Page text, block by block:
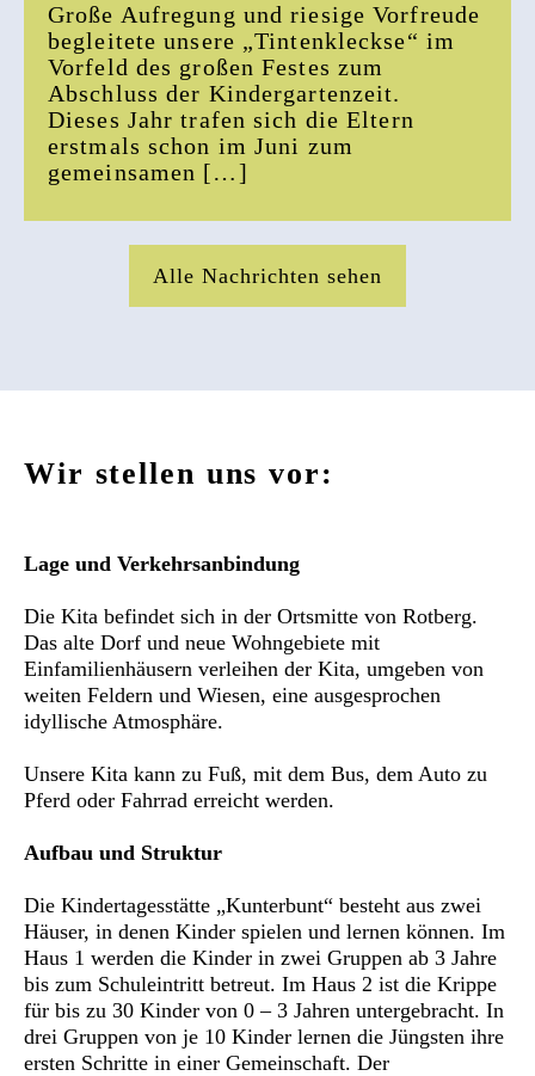
Große Aufregung und riesige Vorfreude
begleitete unsere „Tintenkleckse“ im
Vorfeld des großen Festes zum
Abschluss der Kindergartenzeit.
Dieses Jahr trafen sich die Eltern
erstmals schon im Juni zum
gemeinsamen […]
Alle Nachrichten sehen
Wir stellen uns vor:
Lage und Verkehrsanbindung
Die Kita befindet sich in der Ortsmitte von Rotberg.
Das alte Dorf und neue Wohngebiete mit
Einfamilienhäusern verleihen der Kita, umgeben von
weiten Feldern und Wiesen, eine ausgesprochen
idyllische Atmosphäre.
Unsere Kita kann zu Fuß, mit dem Bus, dem Auto zu
Pferd oder Fahrrad erreicht werden.
Aufbau und Struktur
Die Kindertagesstätte „Kunterbunt“ besteht aus zwei
Häuser, in denen Kinder spielen und lernen können. Im
Haus 1 werden die Kinder in zwei Gruppen ab 3 Jahre
bis zum Schuleintritt betreut. Im Haus 2 ist die Krippe
für bis zu 30 Kinder von 0 – 3 Jahren untergebracht. In
drei Gruppen von je 10 Kinder lernen die Jüngsten ihre
ersten Schritte in einer Gemeinschaft. Der